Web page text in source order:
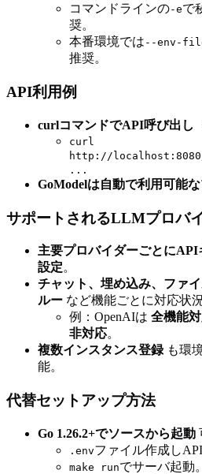
コマンドラインの-eで
奨。
本番環境では --env-
推奨。
API利用例
curlコマンドでAPI呼び出し
curl
http://
...
GoModelは自動で利用可能
サポートされるLLMプロバ
主要プロバイダーごとに
設定。
チャット、埋め込み、ファ
ルー など機能ごとに対応状
例：OpenAIは 全機能
非対応。
複数インスタンス登録も環
能。
代替セットアップ方法
Go 1.26.2+でソースから起動
.envファイル作成し
make runでサーバ起動。